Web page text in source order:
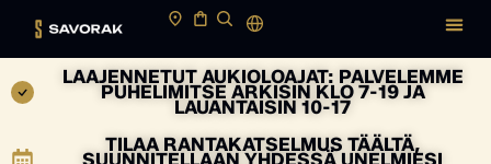
LAAJENNETUT AUKIOLOAJAT: PALVELEMME
PUHELIMITSE ARKISIN KLO 7-19 JA
LAUANTAISIN 10-17
TILAA RANTAKATSELMUS TÄÄLTÄ,